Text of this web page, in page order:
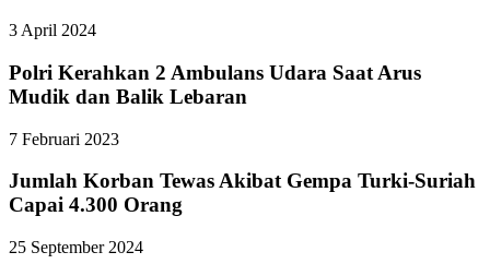
3 April 2024
Polri Kerahkan 2 Ambulans Udara Saat Arus
Mudik dan Balik Lebaran
7 Februari 2023
Jumlah Korban Tewas Akibat Gempa Turki-Suriah
Capai 4.300 Orang
25 September 2024